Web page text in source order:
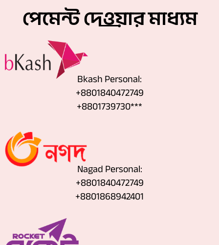
পেমেন্ট দেওয়ার মাধ্যম
Bkash Personal:
+8801840472749
+8801739730***
Nagad Personal:
+8801840472749
‪+8801868942401